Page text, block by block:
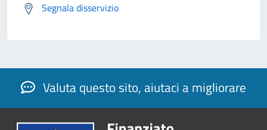
Segnala disservizio
Valuta questo sito, aiutaci a migliorare